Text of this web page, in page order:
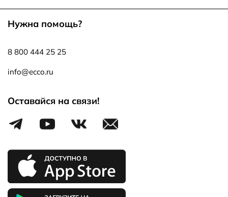
Нужна помощь?
8 800 444 25 25
info@ecco.ru
Оставайся на связи!